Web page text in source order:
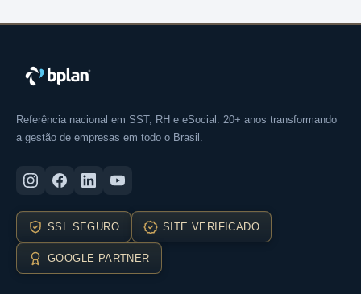
Referência nacional em SST, RH e eSocial. 20+ anos transformando
a gestão de empresas em todo o Brasil.
SSL SEGURO SITE VERIFICADO
GOOGLE PARTNER